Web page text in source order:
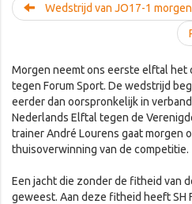
Wedstrijd van JO17-1
Morgen neemt ons eerste elftal het
tegen Forum Sport. De wedstrijd
eerder dan oorspronkelijk in
Nederlands Elftal tegen de
trainer André Lourens gaat morgen
thuisoverwinning van de competitie.
Een jacht die zonder de fitheid van
geweest. Aan deze fitheid heeft SH